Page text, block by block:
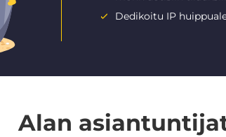
Dedikoitu IP
Alan